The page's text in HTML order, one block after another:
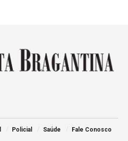
Policial Saúde Fale Conosco